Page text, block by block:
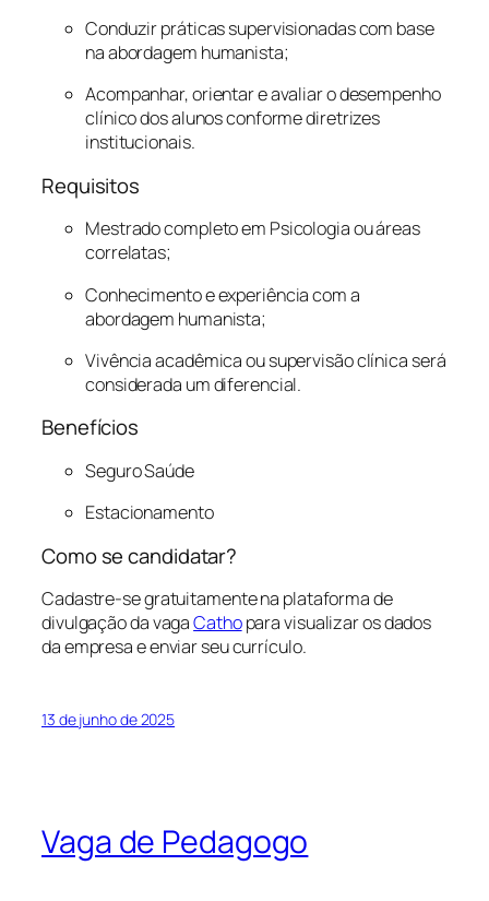
Conduzir práticas supervisionadas com base
na abordagem humanista;
Acompanhar, orientar e avaliar o desempenho
clínico dos alunos conforme diretrizes
institucionais.
Requisitos
Mestrado completo em Psicologia ou áreas
correlatas;
Conhecimento e experiência com a
abordagem humanista;
Vivência acadêmica ou supervisão clínica será
considerada um diferencial.
Benefícios
Seguro Saúde
Estacionamento
Como se candidatar?
Cadastre-se gratuitamente na plataforma de
divulgação da vagaCathopara visualizar os dados
da empresa e enviar seu currículo.
13 de junho de 2025
Vaga de Pedagogo